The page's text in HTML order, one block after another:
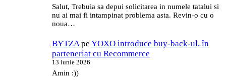
Salut, Trebuia sa depui solicitarea in numele tatalui si
nu ai mai fi intampinat problema asta. Revin-o cu o
noua…
BYTZA peYOXO introduce buy-back-ul, în
parteneriat cu Recommerce
13 iunie 2026
Amin :))